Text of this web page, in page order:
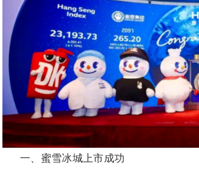
一、蜜雪冰城上市成功